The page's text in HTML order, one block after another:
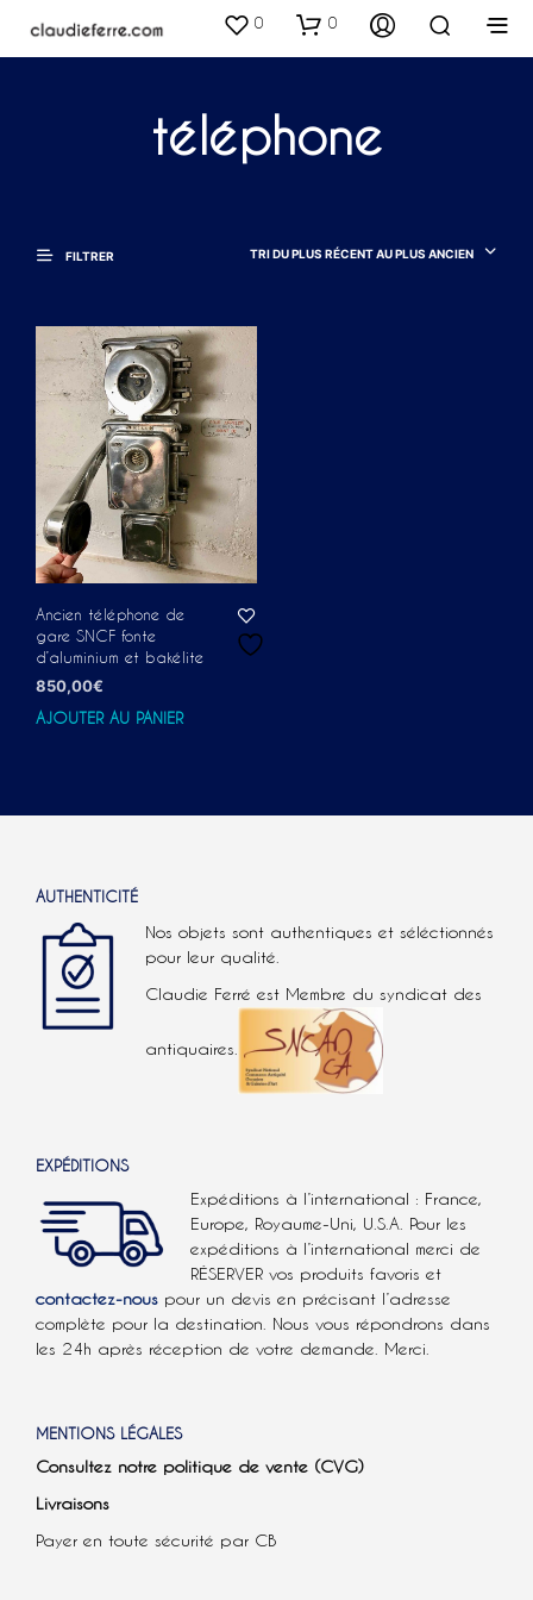
0 0
téléphone
FILTRER TRI DU PLUS RÉCENT AU PLUS ANCIEN
Ancien téléphone de
gare SNCF fonte
d’aluminium et bakélite
850,00€
AJOUTER AU PANIER
AUTHENTICITÉ
Nos objets sont authentiques et séléctionnés
pour leur qualité.
Claudie Ferré est Membre du syndicat des
antiquaires.
EXPÉDITIONS
Expéditions à l’international : France,
Europe, Royaume-Uni, U.S.A. Pour les
expéditions à l’international merci de
RÉSERVER vos produits favoris et
contactez-nous pour un devis en précisant l’adresse
complète pour la destination. Nous vous répondrons dans
les 24h après réception de votre demande. Merci.
MENTIONS LÉGALES
Consultez notre politique de vente (CVG)
Livraisons
Payer en toute sécurité par CB